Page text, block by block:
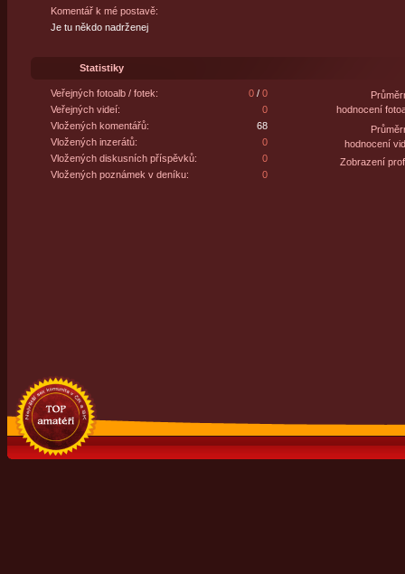
Komentář k mé postavě:
Je tu někdo nadrženej
Statistiky
Veřejných fotoalb / fotek: 0/ 0
Veřejných videí:
0
Vložených komentářů:
68
Vložených inzerátů:
0
Vložených diskusních příspěvků:
0
Vložených poznámek v deníku:
0
hodnocení
hodnocení
Zobrazení